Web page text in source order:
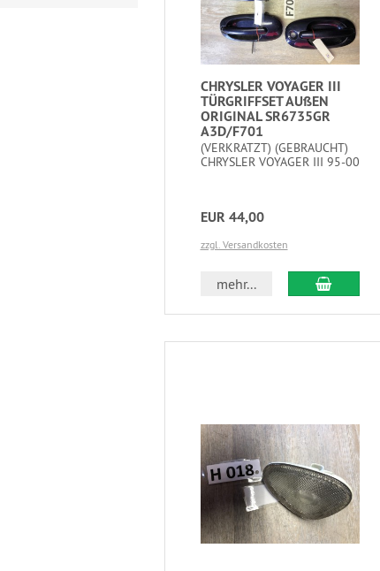
CHRYSLER VOYAGER III
TÜRGRIFFSET AUßEN
ORIGINAL SR6735GR
A3D/F701
(VERKRATZT) (GEBRAUCHT)
CHRYSLER VOYAGER III 95-00
EUR 44,00
zzgl. Versandkosten
mehr...